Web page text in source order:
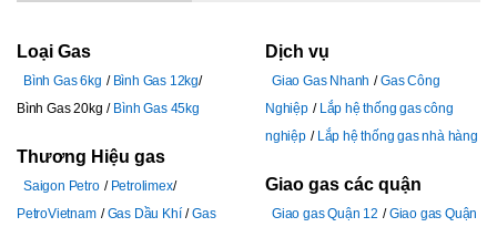
Loại Gas
Bình Gas 6kg
Bình Gas 12kg
Bình Gas 20kg
Bình Gas 45kg
Thương Hiệu gas
Saigon Petro
Petrolimex
PetroVietnam
Gas Dầu Khí
Gas
Dịch vụ
Giao Gas Nhanh
Gas Công
Nghiệp
Lắp hệ thống gas công
nghiệp
Lắp hệ thống gas nhà hàng
Giao gas các quận
Giao gas Quận 12
Giao gas Quận